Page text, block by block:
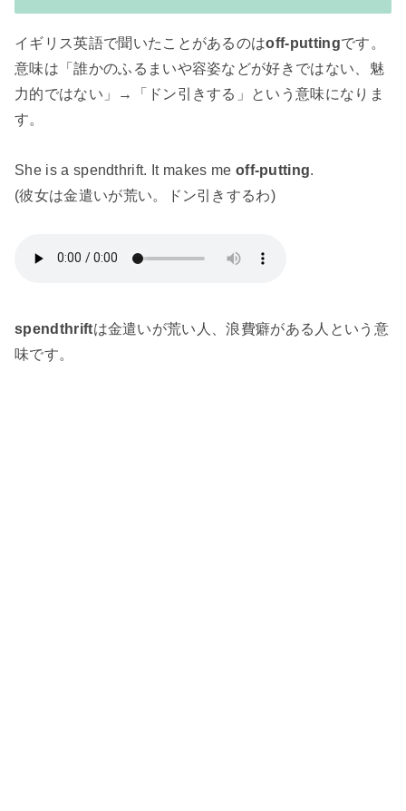
イギリス英語で聞いたことがあるのはoff-puttingです。
意味は「誰かのふるまいや容姿などが好きではない、魅
力的ではない」→「ドン引きする」という意味になりま
す。
She is a spendthrift. It makes me off-putting.
(彼女は金遣いが荒い。ドン引きするわ)
spendthriftは金遣いが荒い人、浪費癖がある人という意
味です。